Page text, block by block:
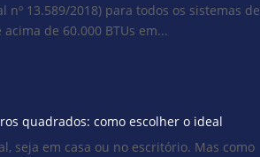
nº 13.589/2018) para todos os sistemas de
de 60.000 BTUs em...
quadrados: como escolher o ideal
seja em casa ou no escritório. Mas como